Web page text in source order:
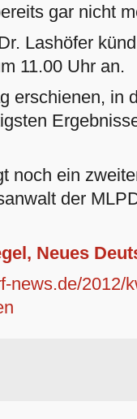
gar nicht
Lashöfer
11.00 Uhr an.
erschienen, in
noch ein
der
Neues
news.de/2012/